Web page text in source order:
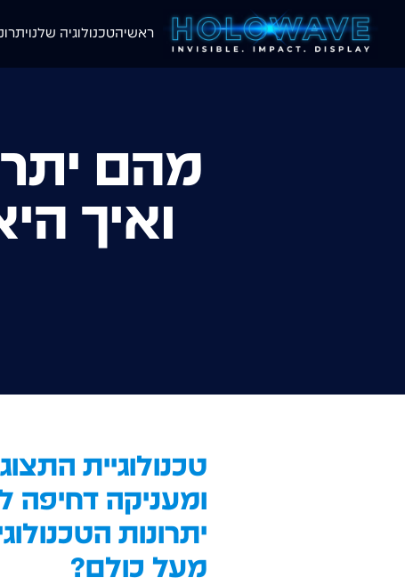
ראשיהטכנולוגיה שלנו
מהם
ואיך
טכנולוגיית
ומעניקה דחיפה
יתרונות
מעל כולם?